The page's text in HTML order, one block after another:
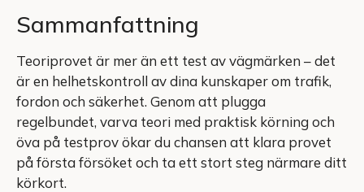
Sammanfattning
Teoriprovet är mer än ett test av vägmärken – det
är en helhetskontroll av dina kunskaper om trafik,
fordon och säkerhet. Genom att plugga
regelbundet, varva teori med praktisk körning och
öva på testprov ökar du chansen att klara provet
på första försöket och ta ett stort steg närmare ditt
körkort.